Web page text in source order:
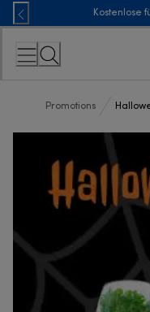
Skip
to
Content
Kostenlose
Promotions